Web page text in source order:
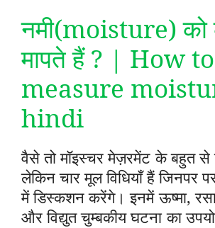
नमी(moisture)
मापते हैं ? | How to
measure
hindi
वैसे तो मॉइस्चर मेज़रमेंट के बहुत से
लेकिन चार मूल विधियाँ हैं जिनपर
में डिस्कशन करेंगे। इनमें ऊष्मा,
और विद्युत चुम्बकीय घटना का